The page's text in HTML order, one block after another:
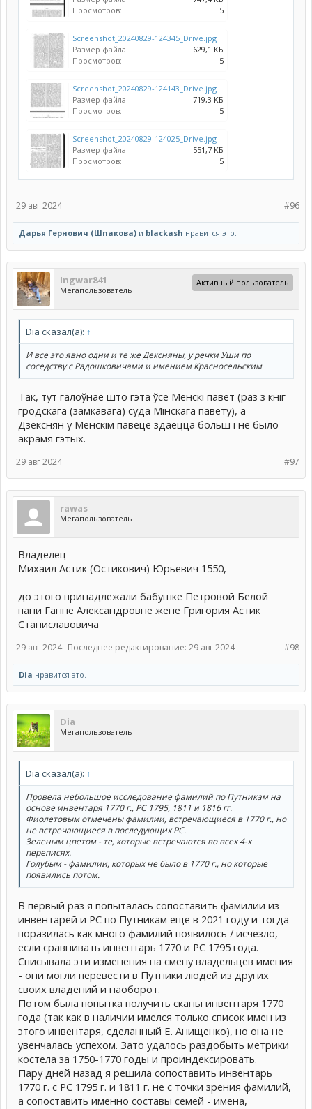
Просмотров:
5
Screenshot_20240829-124345_Drive.jpg
Размер файла:
629,1 КБ
Просмотров:
5
Screenshot_20240829-124143_Drive.jpg
Размер файла:
719,3 КБ
Просмотров:
5
Screenshot_20240829-124025_Drive.jpg
Размер файла:
551,7 КБ
Просмотров:
5
#96
29 авг 2024
Дарья Гернович (Шпакова) и blackash нравится это.
Ingwar841
Мегапользователь
Активный пользователь
Dia сказал(а): ↑
И все это явно одни и те же Дексняны, у речки Уши по
соседству с Радошковичами и имением Красносельским
Так, тут галоўнае што гэта ўсе Менскі павет (раз з кніг
гродскага (замкавага) суда Мінскага павету), а
Дзекснян у Менскім павеце здаецца больш і не было
акрамя гэтых.
#97
29 авг 2024
rawas
Мегапользователь
Владелец
Михаил Астик (Остикович) Юрьевич 1550,
до этого принадлежали бабушке Петровой Белой
пани Ганне Александровне жене Григория Астик
Станиславовича
#98
29 авг 2024 Последнее редактирование: 29 авг 2024
Dia нравится это.
Dia
Мегапользователь
Dia сказал(а): ↑
Провела небольшое исследование фамилий по Путникам на
основе инвентаря 1770 г., РС 1795, 1811 и 1816 гг.
Фиолетовым отмечены фамилии, встречающиеся в 1770 г., но
не встречающиеся в последующих РС.
Зеленым цветом - те, которые встречаются во всех 4-х
переписях.
Голубым - фамилии, которых не было в 1770 г., но которые
появились потом.
В первый раз я попыталась сопоставить фамилии из
инвентарей и РС по Путникам еще в 2021 году и тогда
поразилась как много фамилий появилось / исчезло,
если сравнивать инвентарь 1770 и РС 1795 года.
Списывала эти изменения на смену владельцев имения
- они могли перевести в Путники людей из других
своих владений и наоборот.
Потом была попытка получить сканы инвентаря 1770
года (так как в наличии имелся только список имен из
этого инвентаря, сделанный Е. Анищенко), но она не
увенчалась успехом. Зато удалось раздобыть метрики
костела за 1750-1770 годы и проиндексировать.
Пару дней назад я решила сопоставить инвентарь
1770 г. с РС 1795 г. и 1811 г. не с точки зрения фамилий,
а сопоставить именно составы семей - имена,